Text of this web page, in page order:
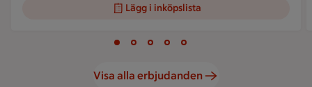
Lägg i inköpslista
Bild 1 av 5
Bild 2 av 5
Bild 3 av 5Bild 4 av 5
Visa alla erbjudanden